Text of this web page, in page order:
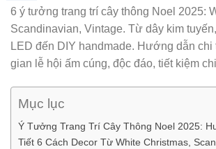
6 ý tưởng trang trí cây thông Noel 2025:
Scandinavian, Vintage. Từ dây kim
LED đến DIY handmade. Hướng dẫn chi
gian lễ hội ấm cúng, độc đáo, tiết kiệm
Mục lục
Ý Tưởng Trang Trí Cây Thông Noel 2025:
Tiết 6 Cách Decor Từ White Christmas,